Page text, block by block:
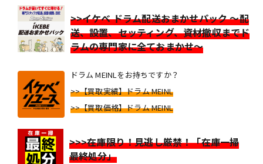
>>イケベ ドラム配送おまかせパック ～配
送、設置、セッティング、資材撤収までド
ラムの専門家に全ておまかせ～
ドラム MEINLをお持ちですか？
>>【買取実績】ドラム MEINL
>>【買取価格】ドラム MEINL
>>>在庫限り！見逃し厳禁！「在庫一掃
最終処分」